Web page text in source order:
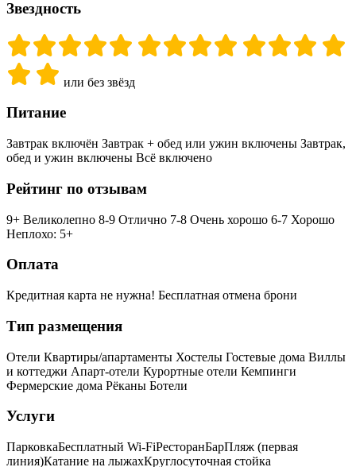
Звездность
или без звёзд
Питание
Завтрак включён Завтрак + обед или ужин включены Завтрак,
обед и ужин включены Всё включено
Рейтинг по отзывам
9+ Великолепно 8-9 Отлично 7-8 Очень хорошо 6-7 Хорошо
Неплохо: 5+
Оплата
Кредитная карта не нужна! Бесплатная отмена брони
Тип размещения
Отели Квартиры/апартаменты Хостелы Гостевые дома Виллы
и коттеджи Апарт-отели Курортные отели Кемпинги
Фермерские дома Рёканы Ботели
Услуги
ПарковкаБесплатный Wi-FiРесторанБарПляж (первая
линия)Катание на лыжахКруглосуточная стойка